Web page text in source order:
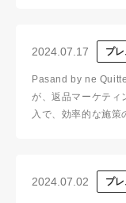
2024.07.17 プ
Pasand by ne
が、返品マーケテ
入で、効率的な施策
2024.07.02 プ